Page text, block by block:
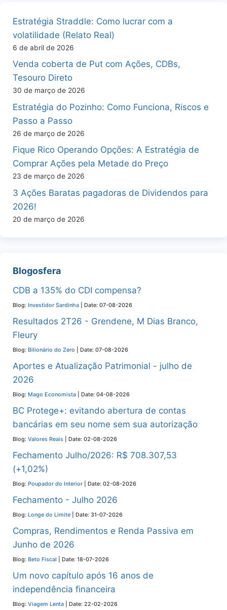
Estratégia Straddle: Como lucrar com a
volatilidade (Relato Real)
6 de abril de 2026
Venda coberta de Put com Ações, CDBs,
Tesouro Direto
30 de março de 2026
Estratégia do Pozinho: Como Funciona, Riscos e
Passo a Passo
26 de março de 2026
Fique Rico Operando Opções: A Estratégia de
Comprar Ações pela Metade do Preço
23 de março de 2026
3 Ações Baratas pagadoras de Dividendos para
2026!
20 de março de 2026
Blogosfera
CDB a 135% do CDI compensa?
Blog: Investidor Sardinha Date: 07-08-2026
Resultados 2T26 - Grendene, M Dias Branco,
Fleury
Blog: Bilionário do Zero Date: 07-08-2026
Aportes e Atualização Patrimonial - julho de
2026
Blog: Mago Economista Date: 04-08-2026
BC Protege+: evitando abertura de contas
bancárias em seu nome sem sua autorização
Blog: Valores Reais Date: 02-08-2026
Fechamento Julho/2026: R$ 708.307,53
(+1,02%)
Blog: Poupador do Interior Date: 02-08-2026
Fechamento - Julho 2026
Blog: Longe do Limite Date: 31-07-2026
Compras, Rendimentos e Renda Passiva em
Junho de 2026
Blog: Beto Fiscal Date: 18-07-2026
Um novo capítulo após 16 anos de
independência financeira
Blog: Viagem Lenta Date: 22-02-2026